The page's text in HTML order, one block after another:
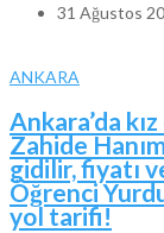
31 Ağustos
ANKARA
Ankara’da
Zahide
gidilir, fiyatı
Öğrenci
yol tarifi!